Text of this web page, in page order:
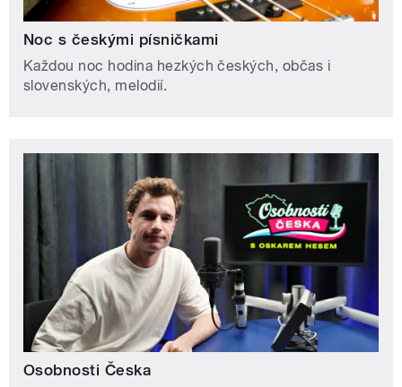
Noc s českými písničkami
Každou noc hodina hezkých českých, občas i
slovenských, melodií.
Osobnosti Česka